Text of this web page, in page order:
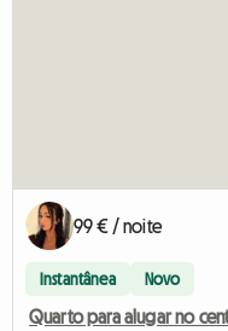
99 € / noite
Instantânea Novo
Quarto para alugar no